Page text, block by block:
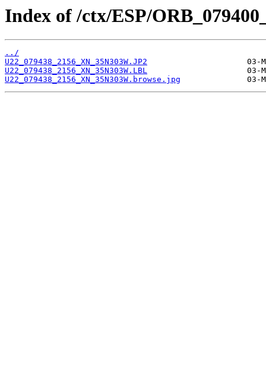
Index of /ctx/ESP/
../
U22_079438_2156_XN_35N303W.JP2
U22_079438_2156_XN_35N303W.LBL
U22_079438_2156_XN_35N303W.browse.jpg